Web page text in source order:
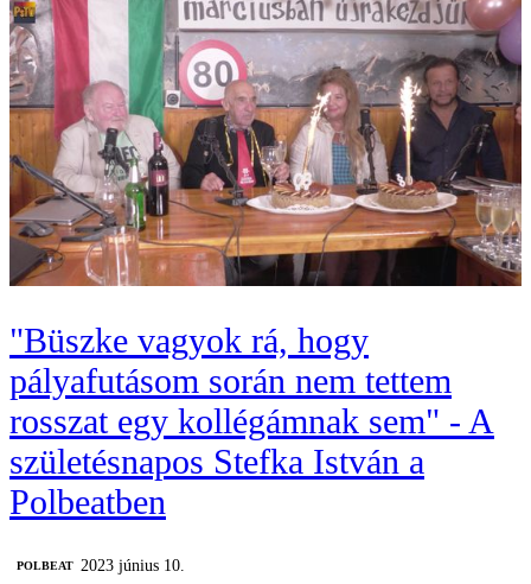
"Büszke vagyok rá, hogy
pályafutásom során nem tettem
rosszat egy kollégámnak sem" - A
születésnapos Stefka István a
Polbeatben
‎POLBEAT
2023 június 10.